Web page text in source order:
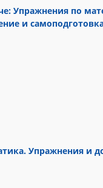
Упражнения по
и
Упражнения и